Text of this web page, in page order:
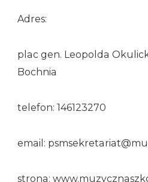
Adres:
plac gen. Leopolda
Bochnia
telefon: 146123270
email:
strona: